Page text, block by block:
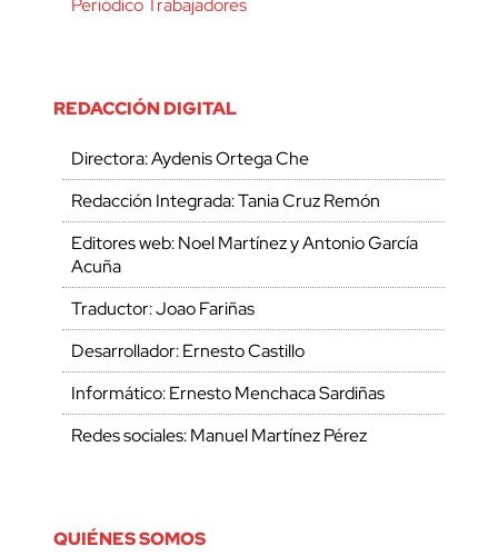
REDACCIÓN DIGITAL
Directora: Aydenis Ortega Che
Redacción Integrada: Tania Cruz Remón
Editores web: Noel Martínez y Antonio García
Acuña
Traductor: Joao Fariñas
Desarrollador: Ernesto Castillo
Informático: Ernesto Menchaca Sardiñas
Redes sociales: Manuel Martínez Pérez
QUIÉNES SOMOS